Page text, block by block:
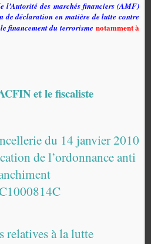
l’Autorité des marchés financiers (AMF)
de déclaration en matière de lutte contre
financement du terrorisme notamment à
et le fiscaliste
du 14 janvier 2010
de l’ordonnance anti
relatives à la lutte